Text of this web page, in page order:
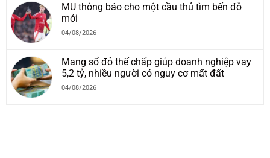
MU thông báo cho một cầu thủ tìm bến đỗ
mới
04/08/2026
Mang sổ đỏ thế chấp giúp doanh nghiệp vay
5,2 tỷ, nhiều người có nguy cơ mất đất
04/08/2026